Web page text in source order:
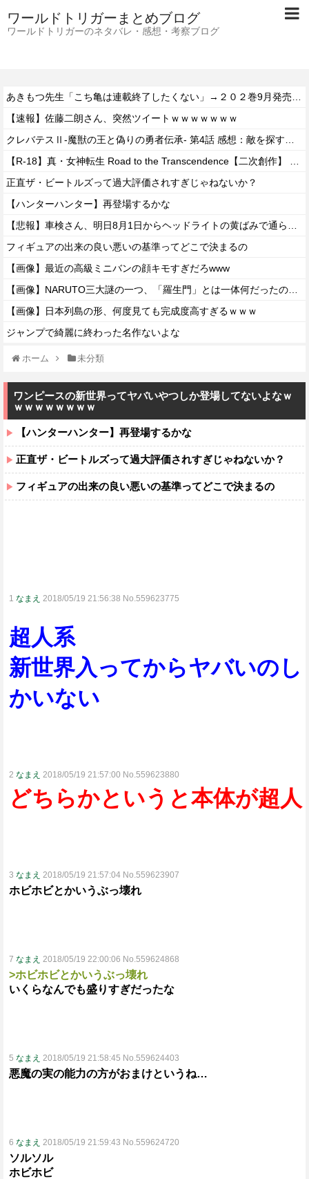
ワールドトリガーまとめブログ
ワールドトリガーのネタバレ・感想・考察ブログ
【速報】佐藤二朗さん、突然ツイートｗｗｗｗｗｗｗ
正直ザ・ビートルズって過大評価されすぎじゃねないか？
【ハンターハンター】再登場するかな
フィギュアの出来の良い悪いの基準ってどこで決まるの
【画像】最近の高級ミニバンの顔キモすぎだろwww
【画像】日本列島の形、何度見ても完成度高すぎるｗｗｗ
ジャンプで綺麗に終わった名作ないよな
ホーム 未分類
ワンピースの新世界ってヤバいやつしか登場してないよなｗ
ｗｗｗｗｗｗｗｗ
【ハンターハンター】再登場するかな
正直ザ・ビートルズって過大評価されすぎじゃねないか？
フィギュアの出来の良い悪いの基準ってどこで決まるの
1 なまえ 2018/05/19 21:56:38 No.559623775
超人系
新世界入ってからヤバいのし
かいない
2 なまえ 2018/05/19 21:57:00 No.559623880
どちらかというと本体が超人
3 なまえ 2018/05/19 21:57:04 No.559623907
ホビホビとかいうぶっ壊れ
7 なまえ 2018/05/19 22:00:06 No.559624868
>ホビホビとかいうぶっ壊れ
いくらなんでも盛りすぎだったな
5 なまえ 2018/05/19 21:58:45 No.559624403
悪魔の実の能力の方がおまけというね…
6 なまえ 2018/05/19 21:59:43 No.559624720
ソルソル
ホビホビ